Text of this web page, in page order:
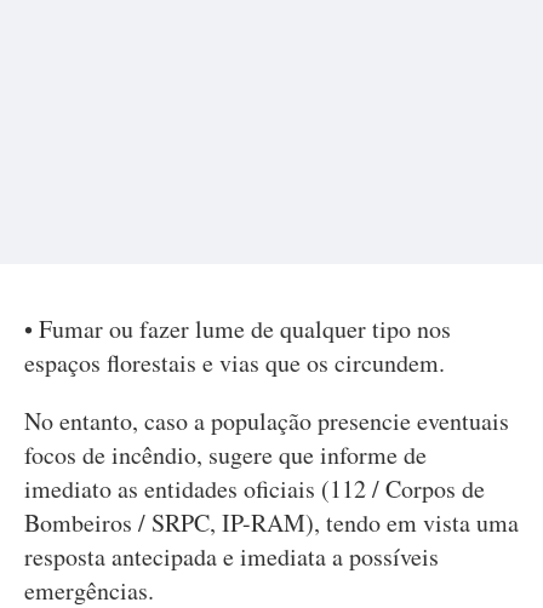
• Fumar ou fazer lume de qualquer tipo nos
espaços florestais e vias que os circundem.
No entanto, caso a população presencie eventuais
focos de incêndio, sugere que informe de
imediato as entidades oficiais (112 / Corpos de
Bombeiros / SRPC, IP-RAM), tendo em vista uma
resposta antecipada e imediata a possíveis
emergências.